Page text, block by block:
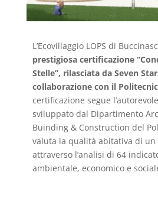
L’Ecovillaggio LOPS di
prestigiosa certificazione
Stelle”, rilasciata da Seven
collaborazione con il
certificazione segue
sviluppato dal Dipartimento
Buinding & Construction del
valuta la qualità abitativa di un
attraverso l’analisi di 64
ambientale, economico e